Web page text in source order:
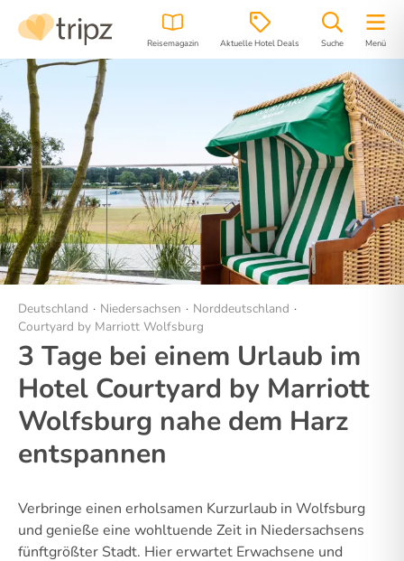
Reisemagazin Aktuelle Hotel Deals Suche Menü
Hotel Bilder Region Lage
Deutschland Niedersachsen
Norddeutschland
Courtyard by Marriott Wolfsburg
3 Tage bei einem Urlaub im
Hotel Courtyard by Marriott
Wolfsburg nahe dem Harz
entspannen
Verbringe einen erholsamen Kurzurlaub in Wolfsburg
und genieße eine wohltuende Zeit in Niedersachsens
fünftgrößter Stadt. Hier erwartet Erwachsene und